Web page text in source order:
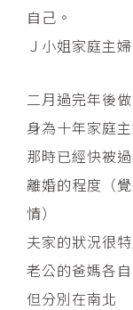
自己。
Ｊ小姐家庭主
二月過完年後
身為十年家庭
那時已經快被
離婚的程度（
情）
夫家的狀況很
老公的爸媽各
但分別在南北